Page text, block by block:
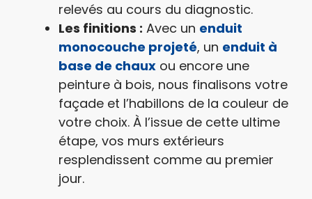
relevés au cours du diagnostic.
Les finitions : Avec un enduit
monocouche projeté, un enduit à
base de chaux ou encore une
peinture à bois, nous finalisons votre
façade et l’habillons de la couleur de
votre choix. À l’issue de cette ultime
étape, vos murs extérieurs
resplendissent comme au premier
jour.